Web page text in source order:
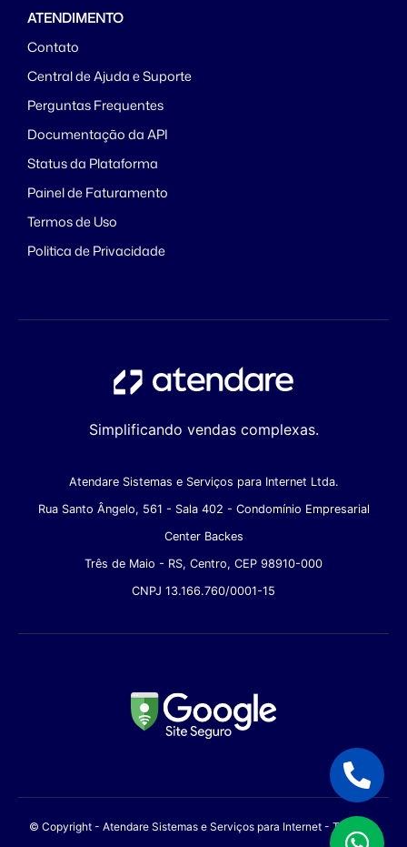
ATENDIMENTO
Contato
Central de Ajuda e Suporte
Perguntas Frequentes
Documentação da API
Status da Plataforma
Painel de Faturamento
Termos de Uso
Politica de Privacidade
Simplificando vendas complexas.
Atendare Sistemas e Serviços para Internet Ltda.
Rua Santo Ângelo, 561 - Sala 402 - Condomínio Empresarial
Center Backes
Três de Maio - RS, Centro, CEP 98910-000
CNPJ 13.166.760/0001-15
© Copyright - Atendare Sistemas e Serviços para Internet - Todos os